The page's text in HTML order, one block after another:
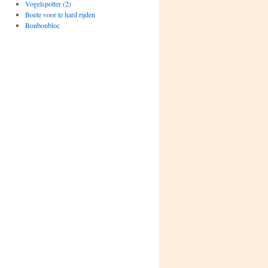
Vogelspotter (2)
Boete voor te hard rijden
Bonbonbloc